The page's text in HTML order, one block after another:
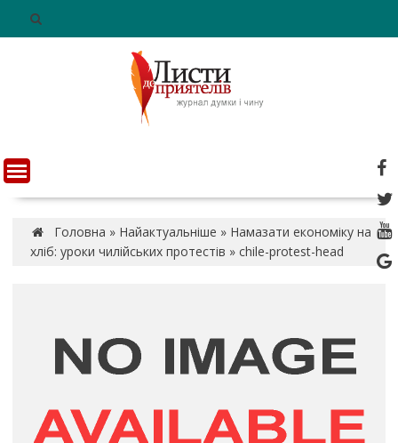
n
t
Головна » Найактуальніше » Намазати економіку на
хліб: уроки чилійських протестів » chile-protest-head